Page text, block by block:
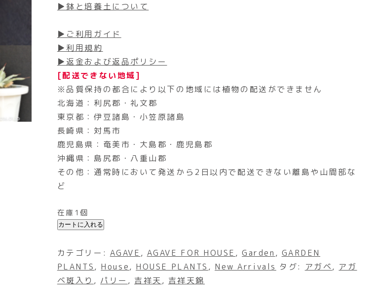
▶鉢と培養土について
▶ご利用ガイド
▶利用規約
▶返金および返品ポリシー
[配送できない地域]
※品質保持の都合により以下の地域には植物の配送ができません
北海道：利尻郡・礼文郡
東京都：伊豆諸島・小笠原諸島
長崎県：対馬市
鹿児島県：奄美市・大島郡・鹿児島郡
沖縄県：島尻郡・八重山郡
その他：通常時において発送から2日以内で配送できない離島や山間部な
ど
在庫1個
カートに入れる
カテゴリー: AGAVE , AGAVE FOR HOUSE ,Garden , GARDEN
PLANTS, House, HOUSE PLANTS , New Arrivals タグ: アガベ, アガ
ベ斑入り , パリー , 吉祥天 , 吉祥天錦